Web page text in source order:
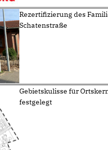
Rezertifizierung des
Schatenstraße
Gebietskulisse für
festgelegt